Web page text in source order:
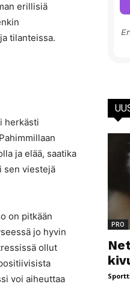
erillisiä
tilanteissa.
herkästi
ja elää, saatika
sen viestejä
on pitkään
jo hyvin
ollut
voi aiheuttaa
PRO